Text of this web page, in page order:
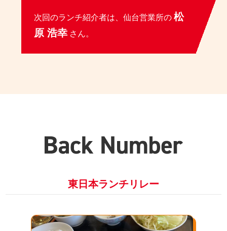
次回のランチ紹介者は、仙台営業所の 松
原 浩幸さん。
東日本ランチリレー